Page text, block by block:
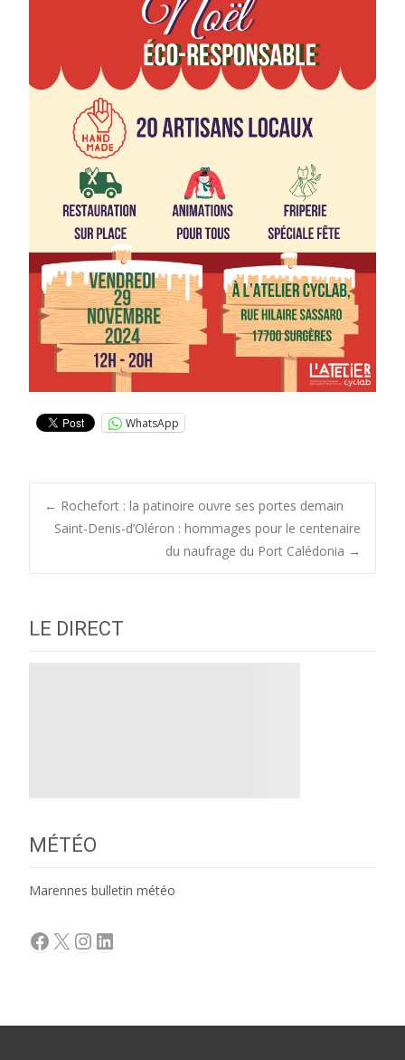
WhatsApp
Post
navigation
← Rochefort : la patinoire ouvre ses portes demain
Saint-Denis-d’Oléron : hommages pour le centenaire
du naufrage du Port Calédonia →
LE DIRECT
MÉTÉO
Marennes bulletin météo
Facebook
X Instagram
LinkedIn